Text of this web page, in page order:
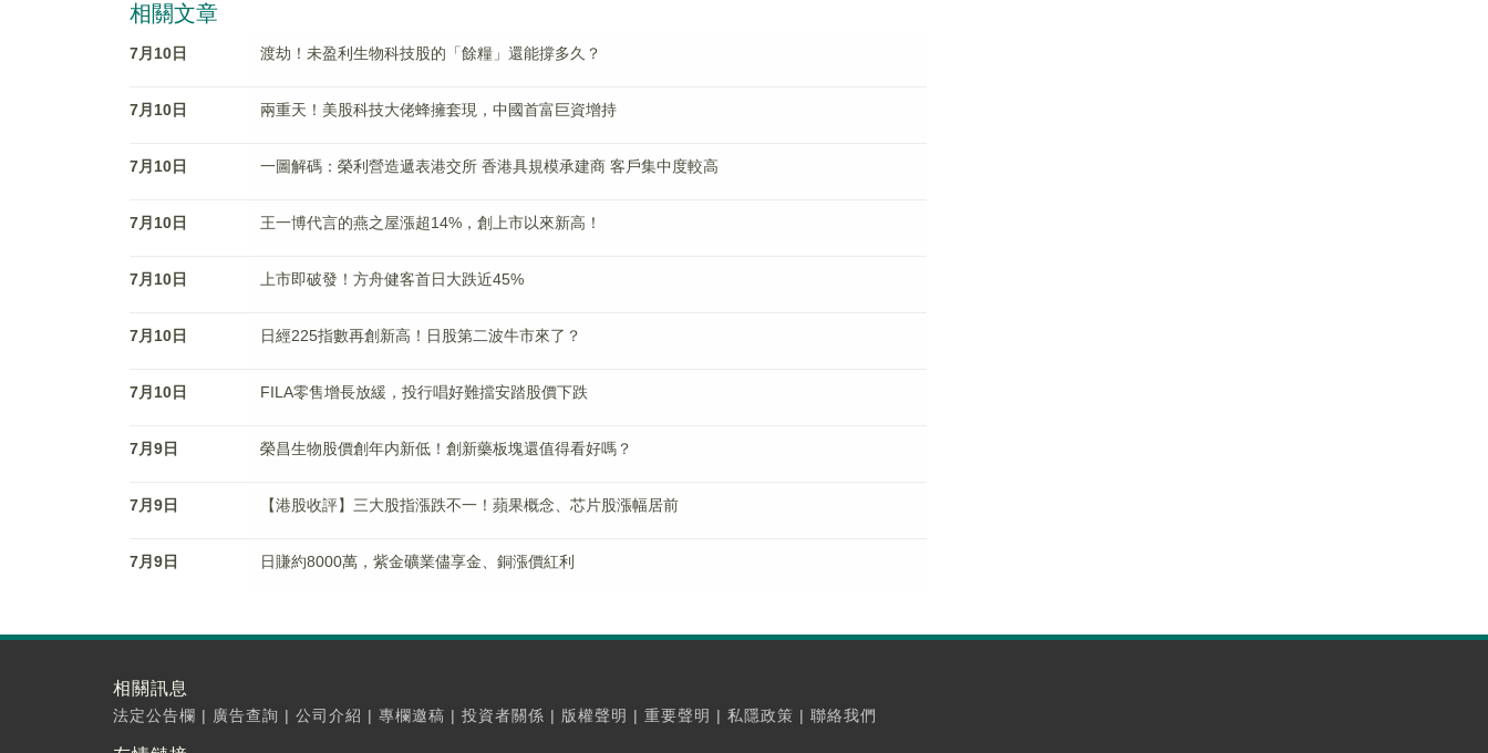
相關文章
7月10日 渡劫！未盈利生物科技股的「餘糧」還能撐多久？
7月10日 兩重天！美股科技大佬蜂擁套現，中國首富巨資增持
7月10日 一圖解碼：榮利營造遞表港交所 香港具規模承建商 客戶集中度較高
7月10日 王一博代言的燕之屋漲超14%，創上市以來新高！
7月10日 上市即破發！方舟健客首日大跌近45%
7月10日 日經225指數再創新高！日股第二波牛市來了？
7月10日 FILA零售增長放緩，投行唱好難擋安踏股價下跌
7月9日 榮昌生物股價創年内新低！創新藥板塊還值得看好嗎？
7月9日 【港股收評】三大股指漲跌不一！蘋果概念、芯片股漲幅居前
7月9日 日賺約8000萬，紫金礦業儘享金、銅漲價紅利
相關訊息
法定公告欄 | 廣告查詢 | 公司介紹 | 專欄邀稿 | 投資者關係 | 版權聲明 | 重要聲明 | 私隱政策 | 聯絡我們